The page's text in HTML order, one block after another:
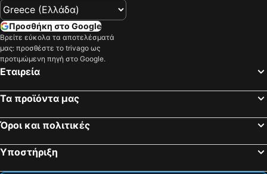
Ξενοδοχεία Αγκίστρι
Προσθήκη στο Google
Βρείτε εύκολα τα αποτελέσματά
μας: προσθέστε το trivago ως
προτιμώμενη πηγή στο Google.
Εταιρεία
Τα προϊόντα μας
Όροι και πολιτικές
Υποστήριξη